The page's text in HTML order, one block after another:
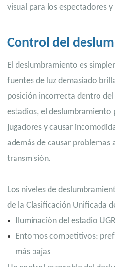
visual para los espectadores
Control del
El deslumbramiento es
fuentes de luz demasiado
posición incorrecta dentro del
estadios, el deslumbramiento
jugadores y causar
además de causar problemas
transmisión.
Los niveles de
de la Clasificación Unificada
Iluminación del estadio
Entornos competitivos:
más bajas